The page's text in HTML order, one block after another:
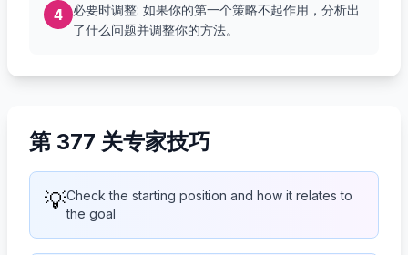
4
必要时调整: 如果你的第一个策略不起作用，分析出
了什么问题并调整你的方法。
第 377 关专家技巧
💡Check the starting position and how it relates to
the goal